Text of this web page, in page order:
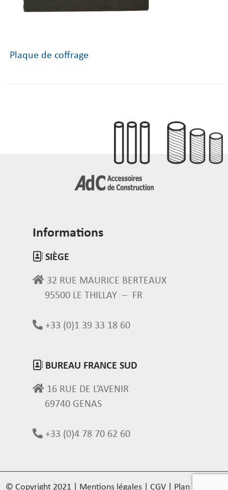
Plaque de coffrage
Informations
SIÈGE
32 RUE MAURICE BERTEAUX
95500 LE THILLAY – FR
+33 (0)1 39 33 18 60
BUREAU FRANCE SUD
16 RUE DE L’AVENIR
69740 GENAS
+33 (0)4 78 70 62 60
© Copyright 2021 Mentions légales CGV Plan du site